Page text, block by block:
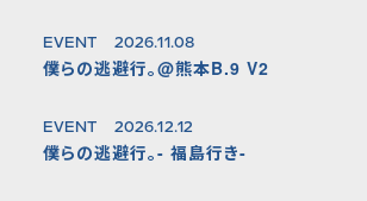
EVENT 2026.11.08
僕らの逃避行。@熊本B.9 V2
EVENT 2026.12.12
僕らの逃避行。- 福島行き-